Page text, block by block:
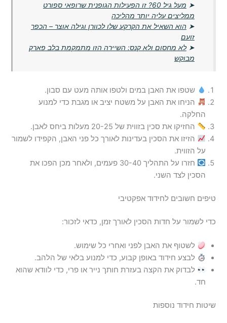
➤
מעל גיל 60? זו הפעילות הגופנית שרופאי ספורט
ממליצים עליה יותר מהליכה
➤ הוא השאיל את הקרקע שלו לכוורן וגילה אוצר – הכפר
זועם
➤לא מחסום ולא קנס: השיירה הזו מתמקמת בלב פארק
מבוקש
שטפו את האבן במים ולטפו אותה מעט עם סבון.
הניחו את האבן על משטח יציב או מגבת כדי למנוע
החלקה.
החזיקו את סכין בזווית של 20-25 מעלות ביחס לאבן.
הזיזו את הסכין בעדינות לאורך כל פני האבן, הקפידו לשמור
על הזווית.
חזרו על התהליך 30-40 פעמים, ולאחר מכן הפכו את
הסכין לצד השני.
טיפים חשובים לחידוד אפקטיבי
כדי לשמור על חדות הסכין לאורך זמן, כדאי לזכור:
לשטוף את האבן לפני ואחרי כל שימוש.
לבצע חידוד באופן קבוע, כדי למנוע בלאי של הלהב.
לבדוק את הקצה בעזרת חותך נייר או פרי, כדי לוודא שהוא
חד.
שיטות חידוד נוספות